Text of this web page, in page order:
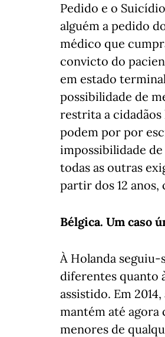
Pedido e o
alguém a pedido
médico que
convicto do
em estado
possibilidade de
restrita a cidadãos
podem por por
impossibilidade
todas as outras
partir dos 12
Bélgica. Um caso
À Holanda seguiu-
diferentes quanto
assistido. Em
mantém até agora
menores de